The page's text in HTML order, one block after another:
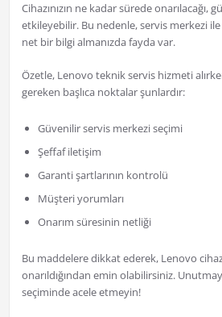
Cihazınızın ne kadar sürede onarılacağı,
etkileyebilir. Bu nedenle, servis merkezi
net bir bilgi almanızda fayda var.
Özetle, Lenovo teknik servis hizmeti
gereken başlıca noktalar şunlardır:
Güvenilir servis merkezi seçimi
Şeffaf iletişim
Garanti şartlarının kontrolü
Müşteri yorumları
Onarım süresinin netliği
Bu maddelere dikkat ederek, Lenovo
onarıldığından emin olabilirsiniz.
seçiminde acele etmeyin!